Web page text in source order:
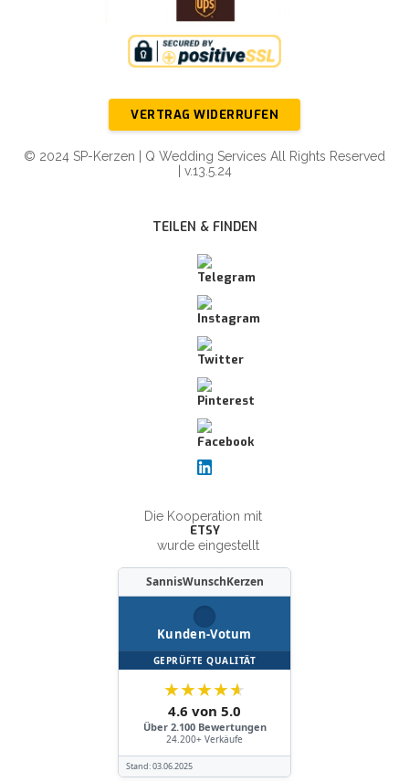
VERTRAG WIDERRUFEN
© 2024 SP-Kerzen | Q Wedding Services All Rights Reserved
| v.13.5.24
TEILEN & FINDEN
Die Kooperation mit
ETSY
wurde eingestellt
SannisWunschKerzen
Kunden-Votum
GEPRÜFTE QUALITÄT
★★★★★
4.6 von 5.0
Über 2.100 Bewertungen
24.200+ Verkäufe
Stand:03.06.2025